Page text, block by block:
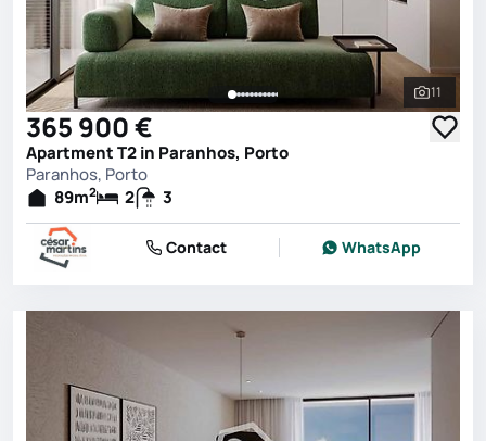
See all
11
365 900 €
Apartment T2 in Paranhos, Porto
Paranhos, Porto
89m2 2 3
Contact WhatsApp